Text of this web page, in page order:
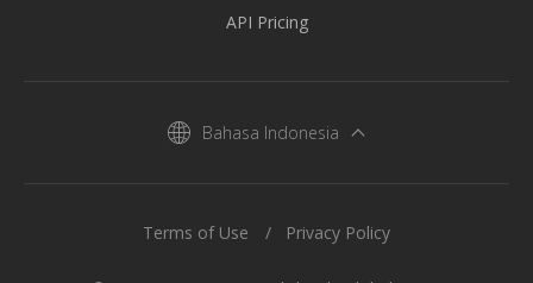
API Pricing
Bahasa Indonesia
Terms of Use Privacy Policy